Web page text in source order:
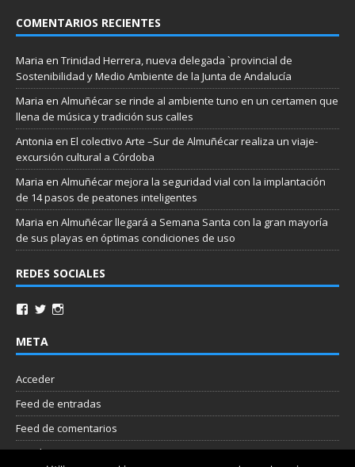
COMENTARIOS RECIENTES
Maria en Trinidad Herrera, nueva delegada `provincial de
Sostenibilidad y Medio Ambiente de la Junta de Andalucía
Maria en Almuñécar se rinde al ambiente tuno en un certamen que
llena de música y tradición sus calles
Antonia en El colectivo Arte –Sur de Almuñécar realiza un viaje-
excursión cultural a Córdoba
Maria en Almuñécar mejora la seguridad vial con la implantación
de 14 pasos de peatones inteligentes
Maria en Almuñécar llegará a Semana Santa con la gran mayoría
de sus playas en óptimas condiciones de uso
REDES SOCIALES
META
Acceder
Feed de entradas
Feed de comentarios
WordPress.org